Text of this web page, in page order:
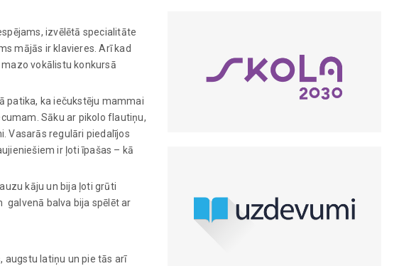
izvēlētā specialitāte
mājās ir klavieres. Arī kad
vokālistu konkursā
patika, ka iečukstēju mammai
Sāku ar pikolo flautiņu,
Vasarās regulāri piedalījos
ir ļoti īpašas – kā
kāju un bija ļoti grūti
galvenā balva bija spēlēt ar
augstu latiņu un pie tās arī